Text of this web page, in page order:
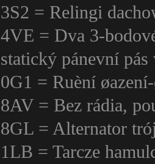
3S2 = Relingi
4VE = Dva 3-
statický pánevní
0G1 = Ruèní
8AV = Bez rádia,
8GL = Alternator
1LB = Tarcze